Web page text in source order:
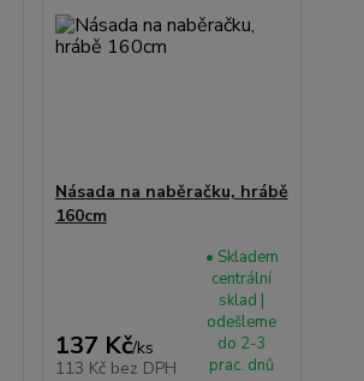
Násada na naběračku, hrábě
160cm
137 Kč/ks
113 Kč bez DPH
• Skladem
centrální
sklad |
odešleme
do 2-3
prac. dnů